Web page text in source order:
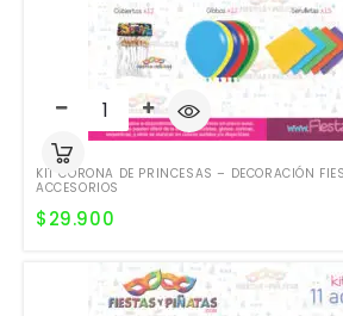
KIT CORONA DE PRINCESAS – DECORACIÓN
ACCESORIOS
$29.900